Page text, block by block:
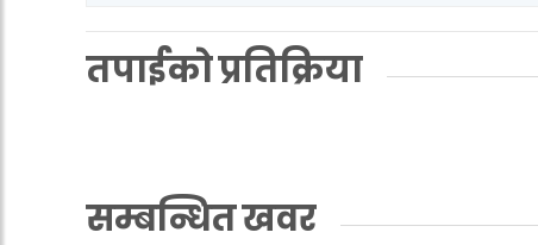
तपाईको प्रतिक्रिया
सम्बन्धित खवर